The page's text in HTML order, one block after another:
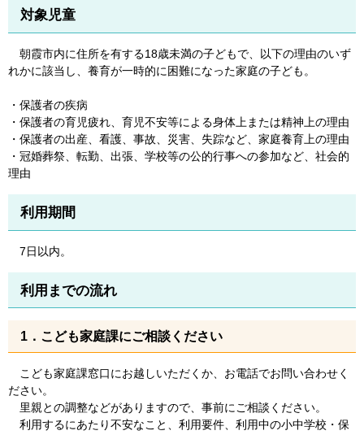
対象児童
朝霞市内に住所を有する18歳未満の子どもで、以下の理由のいず
れかに該当し、養育が一時的に困難になった家庭の子ども。
・保護者の疾病
・保護者の育児疲れ、育児不安等による身体上または精神上の理由
・保護者の出産、看護、事故、災害、失踪など、家庭養育上の理由
・冠婚葬祭、転勤、出張、学校等の公的行事への参加など、社会的
理由
利用期間
7日以内。
利用までの流れ
1．こども家庭課にご相談ください
こども家庭課窓口にお越しいただくか、お電話でお問い合わせく
ださい。
里親との調整などがありますので、事前にご相談ください。
利用するにあたり不安なこと、利用要件、利用中の小中学校・保